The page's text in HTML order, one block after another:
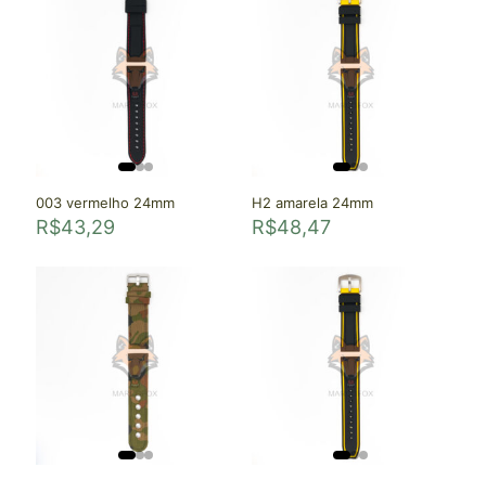
003 vermelho 24mm
R$43,29
H2 amarela 24mm
R$48,47